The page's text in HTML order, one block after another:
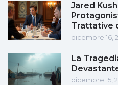
Jared
Trattative
dicembre 16,
La
dicembre 15,